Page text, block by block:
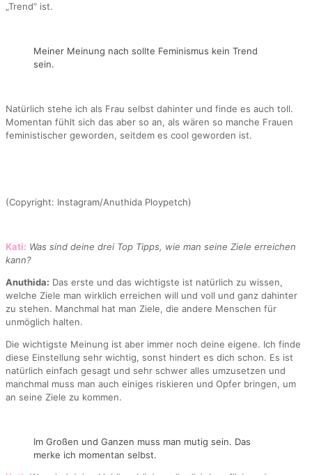
„Trend“ ist.
Meiner Meinung nach sollte Feminismus kein Trend
sein.
Natürlich stehe ich als Frau selbst dahinter und finde es auch toll.
Momentan fühlt sich das aber so an, als wären so manche Frauen
feministischer geworden, seitdem es cool geworden ist.
(Copyright: Instagram/Anuthida Ploypetch)
Kati: Was sind deine drei Top Tipps, wie man seine Ziele erreichen
kann?
Anuthida: Das erste und das wichtigste ist natürlich zu wissen,
welche Ziele man wirklich erreichen will und voll und ganz dahinter
zu stehen. Manchmal hat man Ziele, die andere Menschen für
unmöglich halten.
Die wichtigste Meinung ist aber immer noch deine eigene. Ich finde
diese Einstellung sehr wichtig, sonst hindert es dich schon. Es ist
natürlich einfach gesagt und sehr schwer alles umzusetzen und
manchmal muss man auch einiges riskieren und Opfer bringen, um
an seine Ziele zu kommen.
Im Großen und Ganzen muss man mutig sein. Das
merke ich momentan selbst.